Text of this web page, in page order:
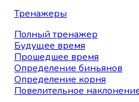
Тренажеры
Полный тренажер
Будущее время
Прошедшее время
Определение биньянов
Определение корня
Повелительное